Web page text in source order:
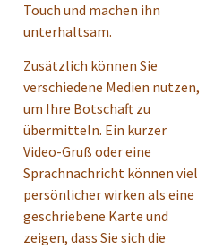
Touch und machen ihn
unterhaltsam.
Zusätzlich können Sie
verschiedene Medien nutzen,
um Ihre Botschaft zu
übermitteln. Ein kurzer
Video-Gruß oder eine
Sprachnachricht können viel
persönlicher wirken als eine
geschriebene Karte und
zeigen, dass Sie sich die